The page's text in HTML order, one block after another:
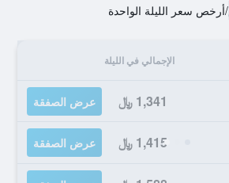
/أرخص سعر الليلة الواحدة
الإجمالي في الليلة
1,341 ﷼ عرض الصفقة
1,415 ﷼ عرض الصفقة